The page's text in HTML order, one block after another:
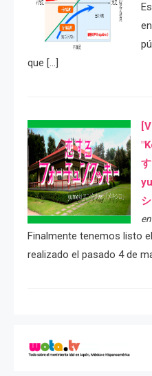
que […]
シ
Finalmente tenemos listo
realizado el pasado 4 de